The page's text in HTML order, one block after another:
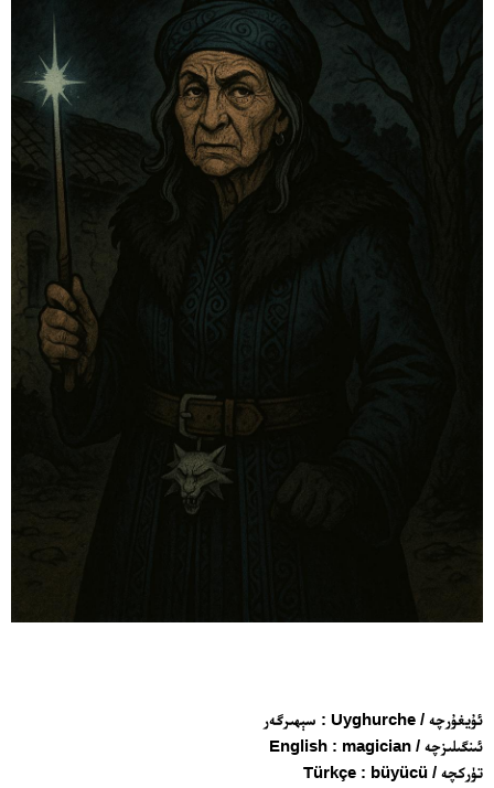
ئۇيغۇرچە / Uyghurche : سېھىرگەر
ئىنگىلىزچە / English : magician
تۈركچە / Türkçe : büyücü